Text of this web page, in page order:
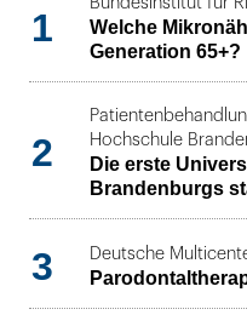
1
Welche
Generation 65+?
2
Hochschule
Die erste
Brandenburgs
3 Deutsche